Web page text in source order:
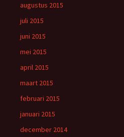
augustus 2015
juli 2015
juni 2015
mei 2015
april 2015
maart 2015
februari 2015
januari 2015
december 2014